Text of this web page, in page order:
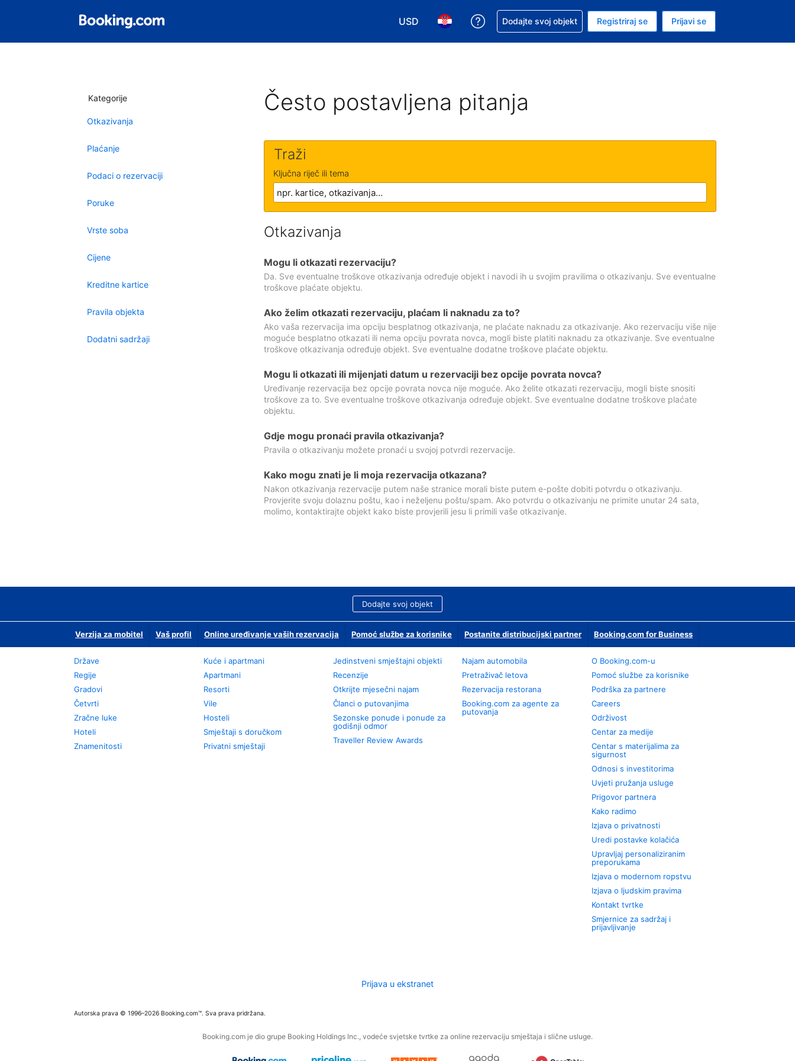
USD
Odaberite valutu. Vaša je trenutačna valuta Američki dolar
Odaberite svoj jezik. Vaš je trenutačni jezik Hrvatskom
Zatražite pomoć sa svojom rezervacijom
Dodajte svoj objekt Registriraj se Prijavi se
Kategorije
Otkazivanja
Plaćanje
Podaci o rezervaciji
Poruke
Vrste soba
Cijene
Kreditne kartice
Pravila objekta
Dodatni sadržaji
Često postavljena pitanja
Traži
Ključna riječ ili tema
Otkazivanja
Mogu li otkazati rezervaciju?
Da. Sve eventualne troškove otkazivanja određuje objekt i navodi ih u svojim pravilima o otkazivanju. Sve eventualne
troškove plaćate objektu.
Ako želim otkazati rezervaciju, plaćam li naknadu za to?
Ako vaša rezervacija ima opciju besplatnog otkazivanja, ne plaćate naknadu za otkazivanje. Ako rezervaciju više nije
moguće besplatno otkazati ili nema opciju povrata novca, mogli biste platiti naknadu za otkazivanje. Sve eventualne
troškove otkazivanja određuje objekt. Sve eventualne dodatne troškove plaćate objektu.
Mogu li otkazati ili mijenjati datum u rezervaciji bez opcije povrata novca?
Uređivanje rezervacija bez opcije povrata novca nije moguće. Ako želite otkazati rezervaciju, mogli biste snositi
troškove za to. Sve eventualne troškove otkazivanja određuje objekt. Sve eventualne dodatne troškove plaćate
objektu.
Gdje mogu pronaći pravila otkazivanja?
Pravila o otkazivanju možete pronaći u svojoj potvrdi rezervacije.
Kako mogu znati je li moja rezervacija otkazana?
Nakon otkazivanja rezervacije putem naše stranice morali biste putem e-pošte dobiti potvrdu o otkazivanju.
Provjerite svoju dolaznu poštu, kao i neželjenu poštu/spam. Ako potvrdu o otkazivanju ne primite unutar 24 sata,
molimo, kontaktirajte objekt kako biste provjerili jesu li primili vaše otkazivanje.
Dodajte svoj objekt
Verzija za mobitel Vaš profil Online uređivanje vaših rezervacija Pomoć službe za korisnike Postanite distribucijski partner Booking.com for Business
Države
Regije
Gradovi
Četvrti
Zračne luke
Hoteli
Znamenitosti
Kuće i apartmani
Apartmani
Resorti
Vile
Hosteli
Smještaji s doručkom
Privatni smještaji
Jedinstveni smještajni objekti
Recenzije
Otkrijte mjesečni najam
Članci o putovanjima
Sezonske ponude i ponude za
godišnji odmor
Traveller Review Awards
Najam automobila
Pretraživač letova
Rezervacija restorana
Booking.com za agente za
putovanja
O Booking.com-u
Pomoć službe za korisnike
Podrška za partnere
Careers
Održivost
Centar za medije
Centar s materijalima za
sigurnost
Odnosi s investitorima
Uvjeti pružanja usluge
Prigovor partnera
Kako radimo
Izjava o privatnosti
Uredi postavke kolačića
Upravljaj personaliziranim
preporukama
Izjava o modernom ropstvu
Izjava o ljudskim pravima
Kontakt tvrtke
Smjernice za sadržaj i
prijavljivanje
Prijava u ekstranet
Autorska prava © 1996–2026 Booking.com™. Sva prava pridržana.
Booking.com je dio grupe Booking Holdings Inc., vodeće svjetske tvrtke za online rezervaciju smještaja i slične usluge.